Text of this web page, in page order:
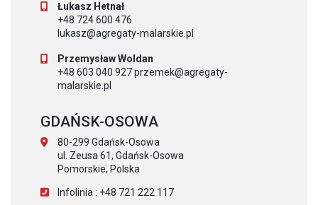
Łukasz Hetnał
+48 724 600 476
lukasz@agregaty-malarskie.pl
Przemysław Woldan
+48 603 040 927 przemek@agregaty-
malarskie.pl
GDAŃSK-OSOWA
80-299 Gdańsk-Osowa
ul. Zeusa 61, Gdańsk-Osowa
Pomorskie, Polska
Infolinia : +48 721 222 117